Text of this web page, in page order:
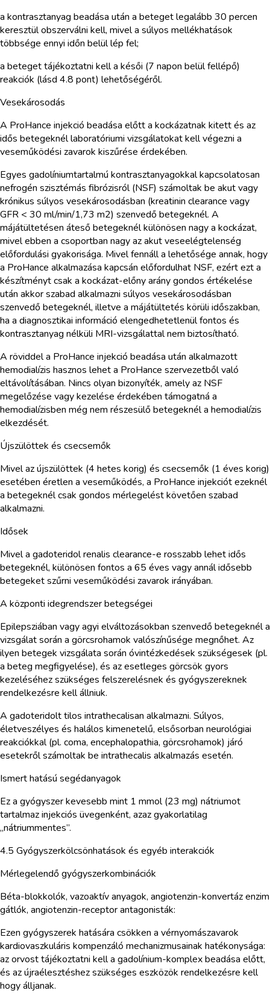
a kontrasztanyag beadása után a beteget legalább 30 percen
keresztül obszerválni kell, mivel a súlyos mellékhatások
többsége ennyi időn belül lép fel;
a beteget tájékoztatni kell a késői (7 napon belül fellépő)
reakciók (lásd 4.8 pont) lehetőségéről.
Vesekárosodás
A ProHance injekció beadása előtt a kockázatnak kitett és az
idős betegeknél laboratóriumi vizsgálatokat kell végezni a
veseműködési zavarok kiszűrése érdekében.
Egyes gadolíniumtartalmú kontrasztanyagokkal kapcsolatosan
nefrogén szisztémás fibrózisról (NSF) számoltak be akut vagy
krónikus súlyos vesekárosodásban (kreatinin clearance vagy
GFR < 30 ml/min/1,73 m2) szenvedő betegeknél. A
májátültetésen áteső betegeknél különösen nagy a kockázat,
mivel ebben a csoportban nagy az akut veseelégtelenség
előfordulási gyakorisága. Mivel fennáll a lehetősége annak, hogy
a ProHance alkalmazása kapcsán előfordulhat NSF, ezért ezt a
készítményt csak a kockázat-előny arány gondos értékelése
után akkor szabad alkalmazni súlyos vesekárosodásban
szenvedő betegeknél, illetve a májátültetés körüli időszakban,
ha a diagnosztikai információ elengedhetetlenül fontos és
kontrasztanyag nélküli MRI-vizsgálattal nem biztosítható.
A röviddel a ProHance injekció beadása után alkalmazott
hemodialízis hasznos lehet a ProHance szervezetből való
eltávolításában. Nincs olyan bizonyíték, amely az NSF
megelőzése vagy kezelése érdekében támogatná a
hemodialízisben még nem részesülő betegeknél a hemodialízis
elkezdését.
Újszülöttek és csecsemők
Mivel az újszülöttek (4 hetes korig) és csecsemők (1 éves korig)
esetében éretlen a veseműködés, a ProHance injekciót ezeknél
a betegeknél csak gondos mérlegelést követően szabad
alkalmazni.
Idősek
Mivel a gadoteridol renalis clearance-e rosszabb lehet idős
betegeknél, különösen fontos a 65 éves vagy annál idősebb
betegeket szűrni veseműködési zavarok irányában.
A központi idegrendszer betegségei
Epilepsziában vagy agyi elváltozásokban szenvedő betegeknél a
vizsgálat során a görcsrohamok valószínűsége megnőhet. Az
ilyen betegek vizsgálata során óvintézkedések szükségesek (pl.
a beteg megfigyelése), és az esetleges görcsök gyors
kezeléséhez szükséges felszerelésnek és gyógyszereknek
rendelkezésre kell állniuk.
A gadoteridolt tilos intrathecalisan alkalmazni. Súlyos,
életveszélyes és halálos kimenetelű, elsősorban neurológiai
reakciókkal (pl. coma, encephalopathia, görcsrohamok) járó
esetekről számoltak be intrathecalis alkalmazás esetén.
Ismert hatású segédanyagok
Ez a gyógyszer kevesebb mint 1 mmol (23 mg) nátriumot
tartalmaz injekciós üvegenként, azaz gyakorlatilag
„nátriummentes”.
4.5 Gyógyszerkölcsönhatások és egyéb interakciók
Mérlegelendő gyógyszerkombinációk
Béta-blokkolók, vazoaktív anyagok, angiotenzin-konvertáz enzim
gátlók, angiotenzin-receptor antagonisták:
Ezen gyógyszerek hatására csökken a vérnyomászavarok
kardiovaszkuláris kompenzáló mechanizmusainak hatékonysága:
az orvost tájékoztatni kell a gadolínium-komplex beadása előtt,
és az újraélesztéshez szükséges eszközök rendelkezésre kell
hogy álljanak.